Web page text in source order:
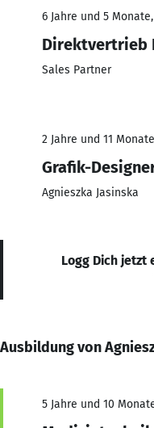
6 Jahre und 5
Direktvertrieb
Sales Partner
2 Jahre und 11
Grafik-
Agnieszka Jasinska
Logg Dich jetzt
Ausbildung von
5 Jahre und 10